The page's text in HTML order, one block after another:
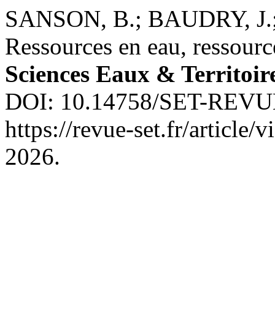
SANSON, B.; BAUDRY,
Ressources en eau,
Sciences Eaux &
DOI: 10.14758/SET-
https://revue-set.fr/article/
2026.